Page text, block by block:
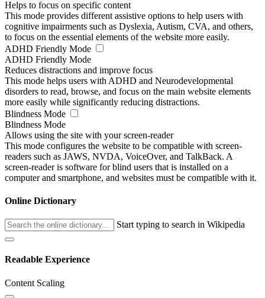
Helps to focus on specific content
This mode provides different assistive options to help users with
cognitive impairments such as Dyslexia, Autism, CVA, and others,
to focus on the essential elements of the website more easily.
ADHD Friendly Mode
ADHD Friendly Mode
Reduces distractions and improve focus
This mode helps users with ADHD and Neurodevelopmental
disorders to read, browse, and focus on the main website elements
more easily while significantly reducing distractions.
Blindness Mode
Blindness Mode
Allows using the site with your screen-reader
This mode configures the website to be compatible with screen-
readers such as JAWS, NVDA, VoiceOver, and TalkBack. A
screen-reader is software for blind users that is installed on a
computer and smartphone, and websites must be compatible with it.
Online Dictionary
Start typing to search in Wikipedia
Readable Experience
Content Scaling